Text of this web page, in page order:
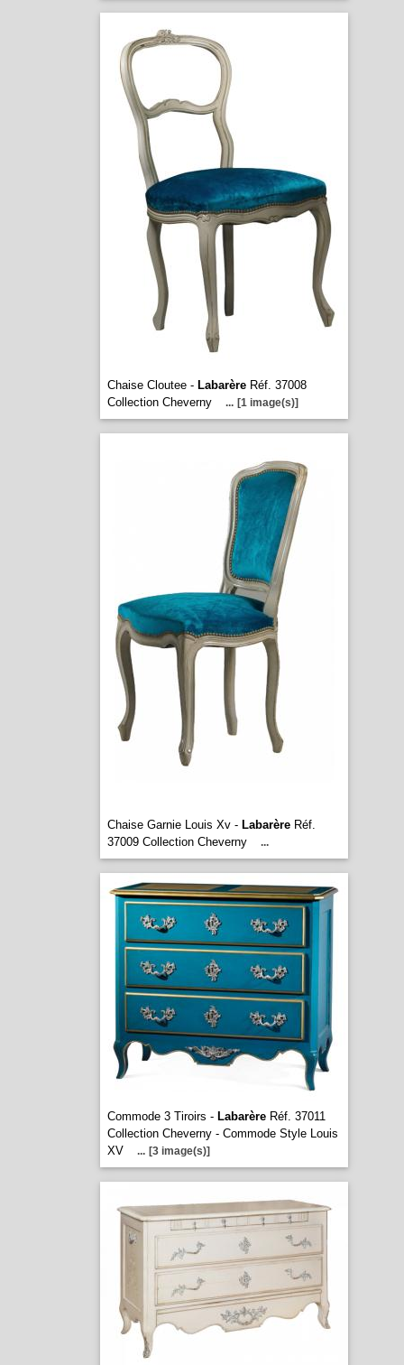
Chaise Cloutee - LabarèreRéf. 37008
Collection Cheverny
... [1 image(s)]
Chaise Garnie Louis Xv - LabarèreRéf.
37009 Collection Cheverny
...
Commode 3 Tiroirs - LabarèreRéf. 37011
Collection Cheverny - Commode Style Louis
XV
... [3 image(s)]